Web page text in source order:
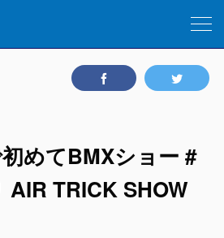
めてBMXショー #
AIR TRICK SHOW